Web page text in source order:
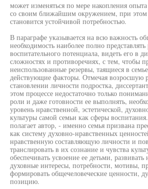
может изменяться по мере накопления
со своим ближайшим окружением, при этом
становится устойчивой потребностью.
В параграфе указывается на всю важность
необходимость наиболее полно представлять
воспитательного потенциала, видеть его в
сложностях и противоречиях, с тем, чтобы
неиспользованные резервы, таящиеся в
действующие факторы. Отмечая возросшую
становлении личности подростка,
этом процессе недостаточно только
роли и даже готовности ее выполнять,
уровень нравственной, эстетической,
культуры самой семьи как сферы
полагает автор, - именно семья призвана
как систему духовно-нравственных
нравственную составляющую личности и
транслировать в их сознание и чувства
обеспечивать усвоение ее детьми, развивать
духовные интересы, потребности, мотивы,
формировать общечеловеческие ценности,
позицию.